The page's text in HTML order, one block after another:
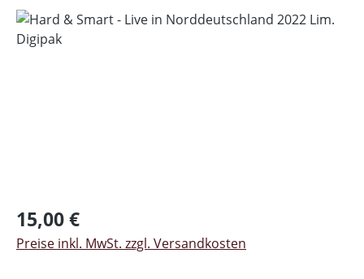
Regulärer Preis:
15,00 €
Preise inkl. MwSt. zzgl. Versandkosten